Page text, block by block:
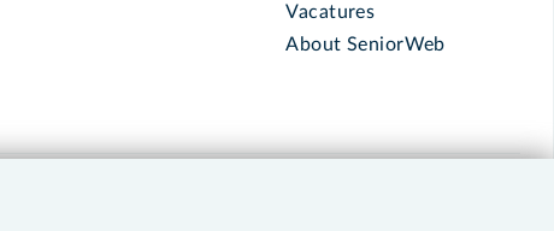
Vacatures
About SeniorWeb